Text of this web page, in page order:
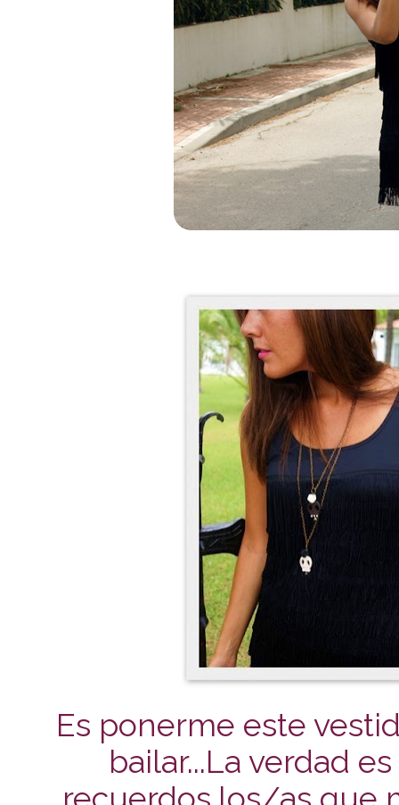
Es ponerme este
bailar...La verdad
recuerdos,los/as que